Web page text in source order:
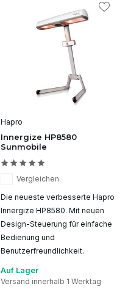
Hapro
Innergize HP8580
Sunmobile
Vergleichen
Die neueste verbesserte Hapro
Innergize HP8580. Mit neuen
Design-Steuerung für einfache
Bedienung und
Benutzerfreundlichkeit.
Auf Lager
Versand innerhalb 1 Werktag